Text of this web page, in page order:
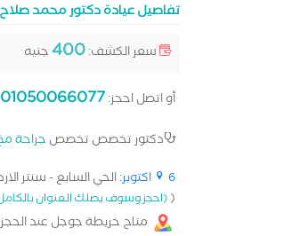
تفاصيل عيادة دكتور محمد صلاح
سعر الكشف:400 جنيه
أو اتصل احجز:01050066077
دكتور تخصص تخصص جراحة
6 اكتوبر
: الحي السابع - سنتر
((احجز وسوف يصلك العنوان
متاح خريطة جوجل عند الحجز